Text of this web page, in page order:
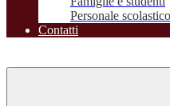
Personale scolastico
Contatti